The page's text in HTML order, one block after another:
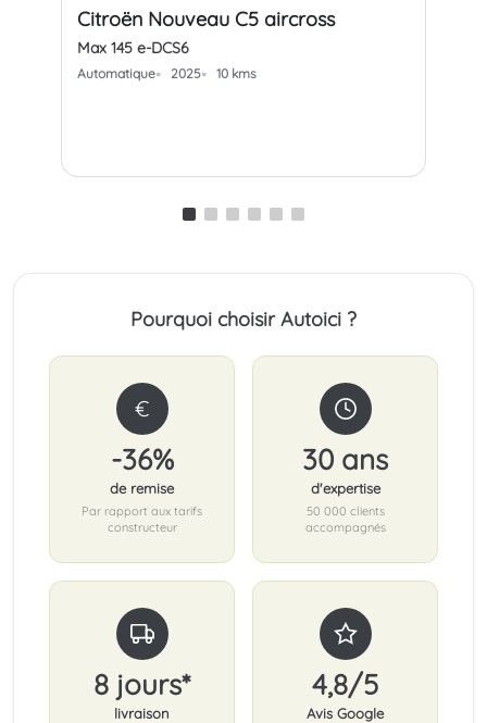
Citroën Nouveau C5 aircross
Max 145 e-DCS6
Automatique 2025 10 kms
Pourquoi choisir Autoici ?
€
-36%
de remise
Par rapport aux tarifs
constructeur
30 ans
d'expertise
50 000 clients
accompagnés
8 jours*
livraison
4,8/5
Avis Google